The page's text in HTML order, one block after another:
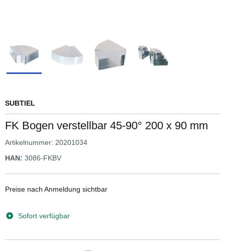
SUBTIEL
FK Bogen verstellbar 45-90° 200 x 90 mm
Artikelnummer: 20201034
HAN: 3086-FKBV
Preise nach Anmeldung sichtbar
Sofort verfügbar